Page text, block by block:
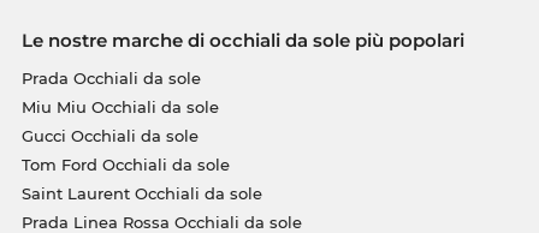
Le nostre marche di occhiali da sole più popolari
Prada Occhiali da sole
Miu Miu Occhiali da sole
Gucci Occhiali da sole
Tom Ford Occhiali da sole
Saint Laurent Occhiali da sole
Prada Linea Rossa Occhiali da sole